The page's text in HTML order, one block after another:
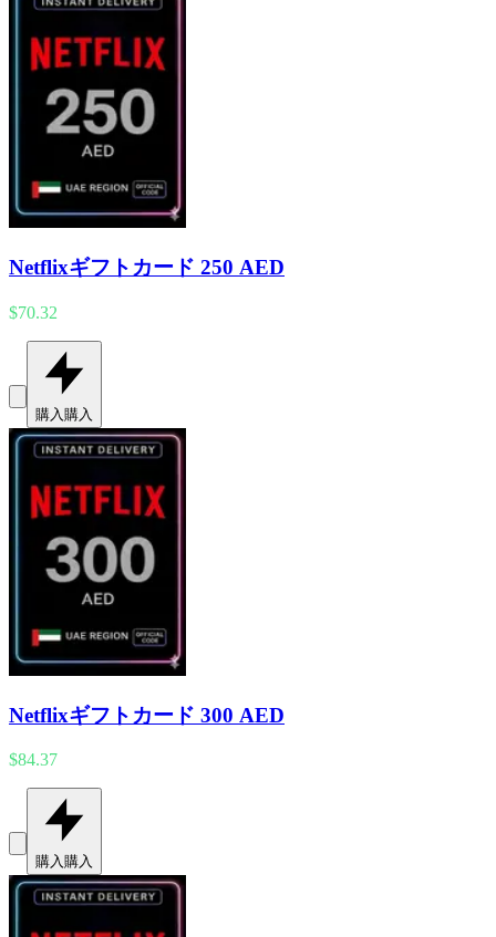
Netflixギフトカード 250 AED
$70.32
購入 購入
Netflixギフトカード 300 AED
$84.37
購入購入